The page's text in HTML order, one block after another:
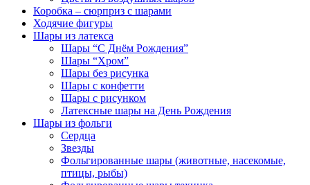
Коробка – сюрприз с шарами
Ходячие фигуры
Шары из латекса
Шары “С Днём Рождения”
Шары “Хром”
Шары без рисунка
Шары с конфетти
Шары с рисунком
Латексные шары на День Рождения
Шары из фольги
Сердца
Звезды
Фольгированные шары (животные, насекомые,
птицы, рыбы)